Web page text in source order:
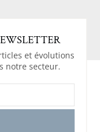
et évolutions
notre secteur.